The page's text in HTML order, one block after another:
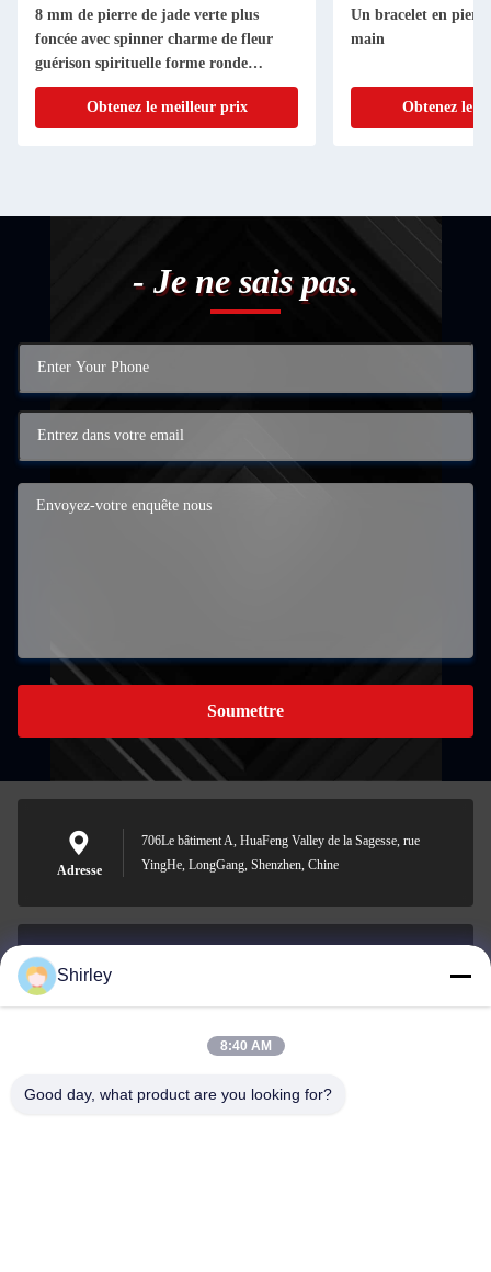
8 mm de pierre de jade verte plus
foncée avec spinner charme de fleur
guérison spirituelle forme ronde
bracelet à perles
Obtenez le meilleur prix
Un bracelet en
main
Obtenez le
- Je ne sais pas.
Soumettre
Adresse
706Le bâtiment A, HuaFeng Valley de la Sagesse, rue
YingHe, LongGang, Shenzhen, Chine
0086-18148506772
Shirley
8:40 AM
Good day, what product are you looking for?